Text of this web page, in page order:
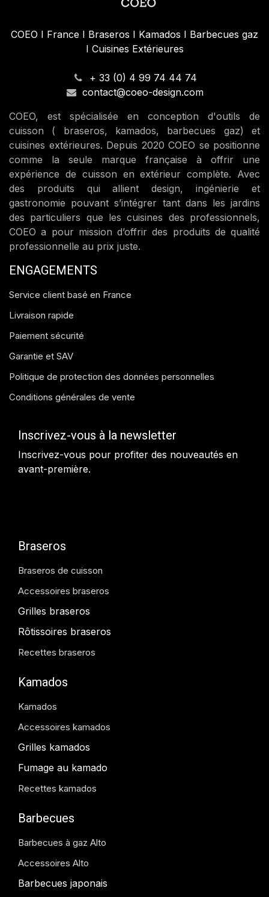
COEO I France I Braseros I Kamados I Barbecues gaz
I Cuisines Extérieures
+ 33 (0) 4 99 74 44 74
contact@coeo-design.com
COEO, est spécialisée en conception d'outils de
cuisson ( braseros, kamados, barbecues gaz) et
cuisines extérieures. Depuis 2020 COEO se positionne
comme la seule marque française à offrir une
expérience de cuisson en extérieur complète. Avec
des produits qui allient design, ingénierie et
gastronomie pouvant s’intégrer tant dans les jardins
des particuliers que les cuisines des professionnels,
COEO a pour mission d’offrir des produits de qualité
professionnelle au prix juste.
ENGAGEMENTS
Service client basé en France
Livraison rapide
Paiement sécurité
Garantie et SAV
Politique de protection des données personnelles
Conditions générales de vente
Inscrivez-vous à la newsletter
Inscrivez-vous pour profiter des nouveautés en
avant-première.
Braseros
Braseros de cuisson
Accessoires braseros
Grilles braseros
Rôtissoires braseros
Recettes braseros
Kamados
Kamados
Accessoires kamados
Grilles kamados
Fumage au kamado
Recettes kamados
Barbecues
Barbecues à gaz Alto
Accessoires Alto
Barbecues japonais